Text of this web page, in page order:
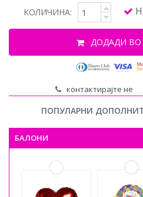
КОЛИЧИНА:
ДОДАДИ
контактирајте не
ПОПУЛАРНИ
БАЛОНИ